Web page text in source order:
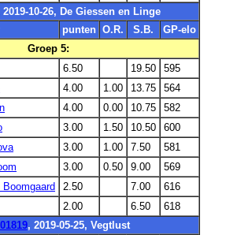
2019-10-26, De Giessen en Linge
punten O.R. S.B.
GP-elo
Groep 5:
6.50 19.50
595
4.00 1.00 13.75
564
4.00 0.00 10.75
582
3.00 1.50 10.50
600
3.00 1.00 7.50
581
3.00 0.50 9.00
569
2.50 7.00
616
2.00 6.50
618
, 2019-05-25, Vegtlust